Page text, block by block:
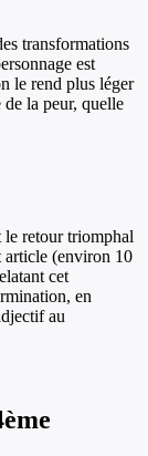
transformations
est
le rend plus léger
la peur, quelle
le retour triomphal
article (environ 10
cet
en
au